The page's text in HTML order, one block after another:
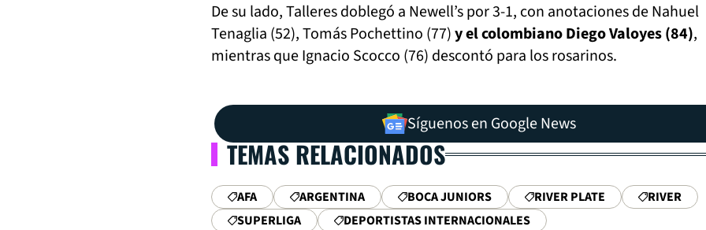
De su lado, Talleres doblegó a Newell’s por 3-1, con anotaciones de Nahuel
Tenaglia (52), Tomás Pochettino (77)y el colombiano Diego Valoyes (84),
mientras que Ignacio Scocco (76) descontó para los rosarinos.
Síguenos en Google News
TEMAS RELACIONADOS
AFA ARGENTINA BOCA JUNIORS RIVER PLATE
RIVER
SUPERLIGA
DEPORTISTAS INTERNACIONALES